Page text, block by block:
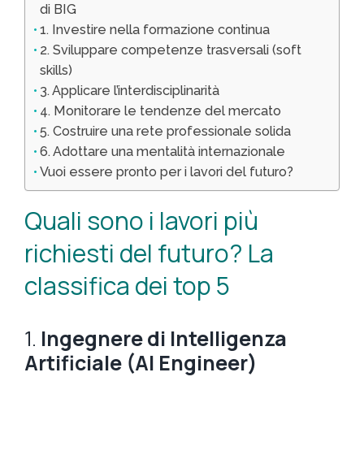
di BIG
1. Investire nella formazione continua
2. Sviluppare competenze trasversali (soft
skills)
3. Applicare l’interdisciplinarità
4. Monitorare le tendenze del mercato
5. Costruire una rete professionale solida
6. Adottare una mentalità internazionale
Vuoi essere pronto per i lavori del futuro?
Quali sono i lavori più
richiesti del futuro? La
classifica dei top 5
1. Ingegnere di Intelligenza
Artificiale (AI Engineer)